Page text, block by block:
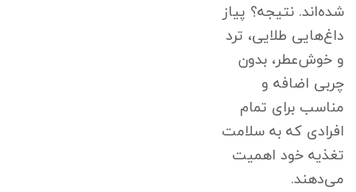
شده‌اند. نتیجه؟ پیاز
داغ‌هایی طلایی، ترد
و خوش‌عطر، بدون
چربی اضافه و
مناسب برای تمام
افرادی که به سلامت
تغذیه خود اهمیت
می‌دهند.